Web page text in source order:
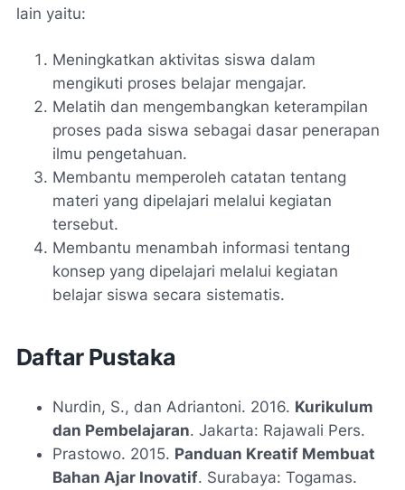
lain yaitu:
Meningkatkan aktivitas siswa dalam
mengikuti proses belajar mengajar.
Melatih dan mengembangkan keterampilan
proses pada siswa sebagai dasar penerapan
ilmu pengetahuan.
Membantu memperoleh catatan tentang
materi yang dipelajari melalui kegiatan
tersebut.
Membantu menambah informasi tentang
konsep yang dipelajari melalui kegiatan
belajar siswa secara sistematis.
Daftar Pustaka
Nurdin, S., dan Adriantoni. 2016. Kurikulum
dan Pembelajaran. Jakarta: Rajawali Pers.
Prastowo. 2015. Panduan Kreatif Membuat
Bahan Ajar Inovatif. Surabaya: Togamas.